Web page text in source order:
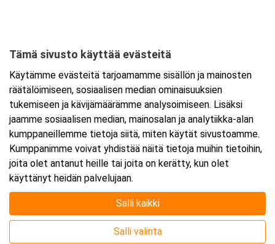
Tarkempi kartta ja ajo-ohjeet
Tämä sivusto käyttää evästeitä
Käytämme evästeitä tarjoamamme sisällön ja mainosten
räätälöimiseen, sosiaalisen median ominaisuuksien
tukemiseen ja kävijämäärämme analysoimiseen. Lisäksi
jaamme sosiaalisen median, mainosalan ja analytiikka-alan
kumppaneillemme tietoja siitä, miten käytät sivustoamme.
Kumppanimme voivat yhdistää näitä tietoja muihin tietoihin,
joita olet antanut heille tai joita on kerätty, kun olet
käyttänyt heidän palvelujaan.
Salli kaikki
Salli valinta